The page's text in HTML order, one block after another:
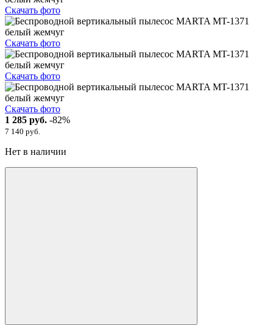
Скачать фото
Скачать фото
Скачать фото
Скачать фото
1 285 руб. -82%
7 140 руб.
Нет в наличии